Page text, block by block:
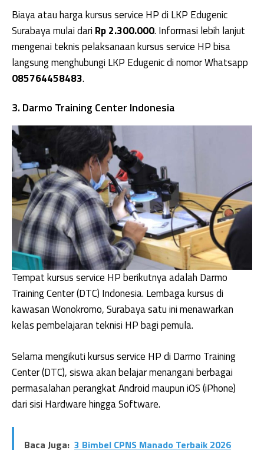
Biaya atau harga kursus service HP di LKP Edugenic
Surabaya mulai dari Rp 2.300.000. Informasi lebih lanjut
mengenai teknis pelaksanaan kursus service HP bisa
langsung menghubungi LKP Edugenic di nomor Whatsapp
085764458483.
3. Darmo Training Center Indonesia
Tempat kursus service HP berikutnya adalah Darmo
Training Center (DTC) Indonesia. Lembaga kursus di
kawasan Wonokromo, Surabaya satu ini menawarkan
kelas pembelajaran teknisi HP bagi pemula.
Selama mengikuti kursus service HP di Darmo Training
Center (DTC), siswa akan belajar menangani berbagai
permasalahan perangkat Android maupun iOS (iPhone)
dari sisi Hardware hingga Software.
Baca Juga: 3 Bimbel CPNS Manado Terbaik 2026